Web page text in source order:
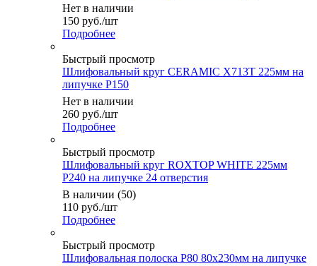
Нет в наличии
150 руб./шт
Подробнее
Быстрый просмотр
Шлифовальный круг CERAMIC X713T 225мм на
липучке P150
Нет в наличии
260 руб./шт
Подробнее
Быстрый просмотр
Шлифовальный круг ROXTOP WHITE 225мм
Р240 на липучке 24 отверстия
В наличии (50)
110 руб./шт
Подробнее
Быстрый просмотр
Шлифовальная полоска P80 80х230мм на липучке